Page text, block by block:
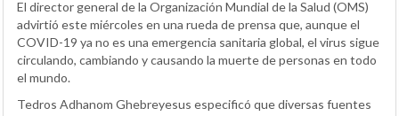
El director general de la Organización Mundial de la Salud (OMS)
advirtió este miércoles en una rueda de prensa que, aunque el
COVID-19 ya no es una emergencia sanitaria global, el virus sigue
circulando, cambiando y causando la muerte de personas en todo
el mundo.
Tedros Adhanom Ghebreyesus especificó que diversas fuentes